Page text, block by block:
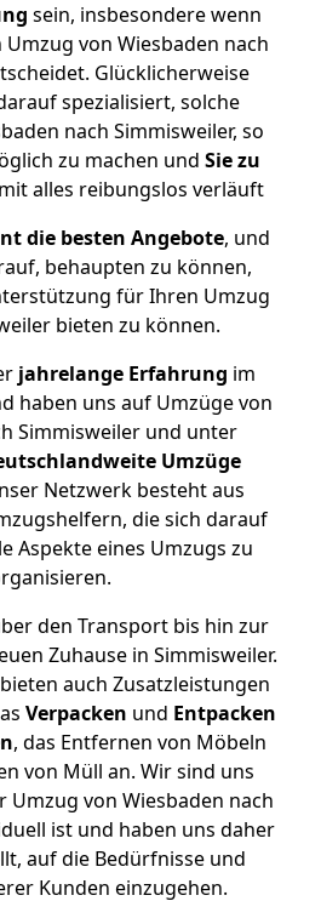
sein, insbesondere wenn
von Wiesbaden nach
Glücklicherweise
spezialisiert, solche
nach Simmisweiler, so
zu machen und Sie zu
alles reibungslos verläuft
die besten Angebote, und
behaupten zu können,
für Ihren Umzug
bieten zu können.
jahrelange Erfahrung im
haben uns auf Umzüge von
Simmisweiler und unter
Umzüge
Netzwerk besteht aus
die sich darauf
Aspekte eines Umzugs zu
den Transport bis hin zur
Zuhause in Simmisweiler.
auch Zusatzleistungen
Verpacken und Entpacken
, das Entfernen von Möbeln
von Müll an. Wir sind uns
Umzug von Wiesbaden nach
ist und haben uns daher
auf die Bedürfnisse und
Kunden einzugehen.